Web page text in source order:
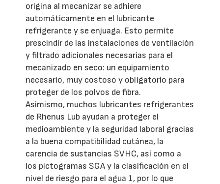
origina al mecanizar se adhiere
automáticamente en el lubricante
refrigerante y se enjuaga. Esto permite
prescindir de las instalaciones de ventilación
y filtrado adicionales necesarias para el
mecanizado en seco: un equipamiento
necesario, muy costoso y obligatorio para
proteger de los polvos de fibra.
Asimismo, muchos lubricantes refrigerantes
de Rhenus Lub ayudan a proteger el
medioambiente y la seguridad laboral gracias
a la buena compatibilidad cutánea, la
carencia de sustancias SVHC, así como a
los pictogramas SGA y la clasificación en el
nivel de riesgo para el agua 1, por lo que